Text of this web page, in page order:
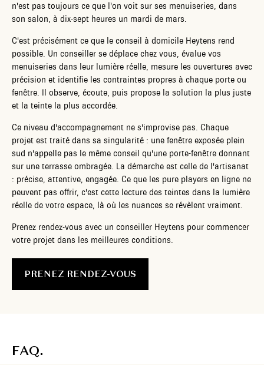
n'est pas toujours ce que l'on voit sur ses menuiseries, dans
son salon, à dix-sept heures un mardi de mars.
C'est précisément ce que le conseil à domicile Heytens rend
possible. Un conseiller se déplace chez vous, évalue vos
menuiseries dans leur lumière réelle, mesure les ouvertures avec
précision et identifie les contraintes propres à chaque porte ou
fenêtre. Il observe, écoute, puis propose la solution la plus juste
et la teinte la plus accordée.
Ce niveau d'accompagnement ne s'improvise pas. Chaque
projet est traité dans sa singularité : une fenêtre exposée plein
sud n'appelle pas le même conseil qu'une porte-fenêtre donnant
sur une terrasse ombragée. La démarche est celle de l'artisanat
: précise, attentive, engagée. Ce que les pure players en ligne ne
peuvent pas offrir, c'est cette lecture des teintes dans la lumière
réelle de votre espace, là où les nuances se révèlent vraiment.
Prenez rendez-vous avec un conseiller Heytens pour commencer
votre projet dans les meilleures conditions.
PRENEZ RENDEZ-VOUS
FAQ.